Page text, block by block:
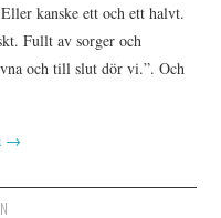
kanske ett och ett halvt.
Fullt av sorger och
och till slut dör vi.”. Och
→